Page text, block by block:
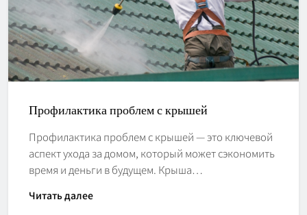
Профилактика проблем с крышей
Профилактика проблем с крышей — это ключевой
аспект ухода за домом, который может сэкономить
время и деньги в будущем. Крыша…
Читать далее